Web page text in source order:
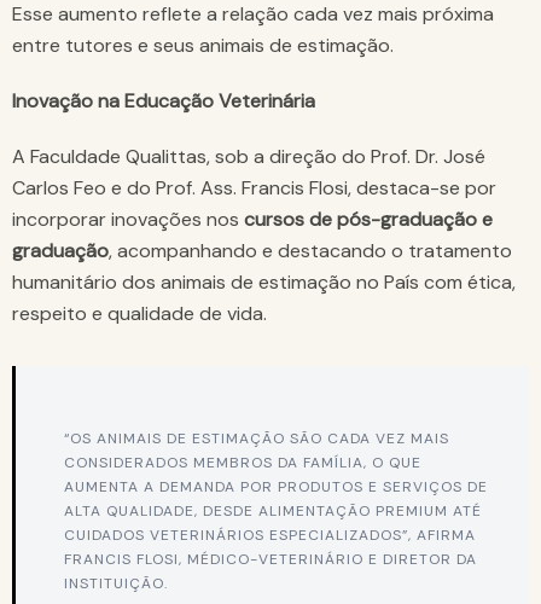
Esse aumento reflete a relação cada vez mais próxima
entre tutores e seus animais de estimação.
Inovação na Educação Veterinária
A Faculdade Qualittas, sob a direção do Prof. Dr. José
Carlos Feo e do Prof. Ass. Francis Flosi, destaca-se por
incorporar inovações nos cursos de pós-graduação e
graduação, acompanhando e destacando o tratamento
humanitário dos animais de estimação no País com ética,
respeito e qualidade de vida.
“OS ANIMAIS DE ESTIMAÇÃO SÃO CADA VEZ MAIS
CONSIDERADOS MEMBROS DA FAMÍLIA, O QUE
AUMENTA A DEMANDA POR PRODUTOS E SERVIÇOS DE
ALTA QUALIDADE, DESDE ALIMENTAÇÃO PREMIUM ATÉ
CUIDADOS VETERINÁRIOS ESPECIALIZADOS”, AFIRMA
FRANCIS FLOSI, MÉDICO-VETERINÁRIO E DIRETOR DA
INSTITUIÇÃO.